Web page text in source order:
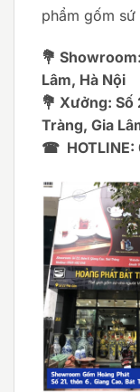
phẩm gốm sứ
💐
Lâm, Hà Nội
💐 Xưởng: Số
Tràng, Gia
☎ HOTLINE: